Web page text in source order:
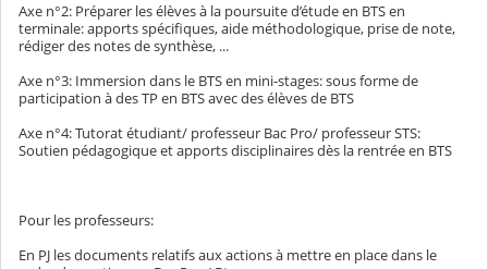
Axe n°2: Préparer les élèves à la poursuite d’étude en BTS en
terminale: apports spécifiques, aide méthodologique, prise de note,
rédiger des notes de synthèse, ...
Axe n°3: Immersion dans le BTS en mini-stages: sous forme de
participation à des TP en BTS avec des élèves de BTS
Axe n°4: Tutorat étudiant/ professeur Bac Pro/ professeur STS:
Soutien pédagogique et apports disciplinaires dès la rentrée en BTS
Pour les professeurs:
En PJ les documents relatifs aux actions à mettre en place dans le